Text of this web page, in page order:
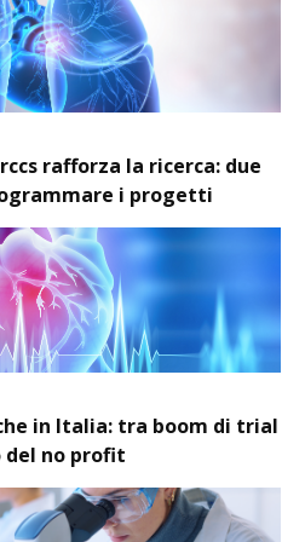
rafforza la ricerca: due
i progetti
in Italia: tra boom di trial
no profit